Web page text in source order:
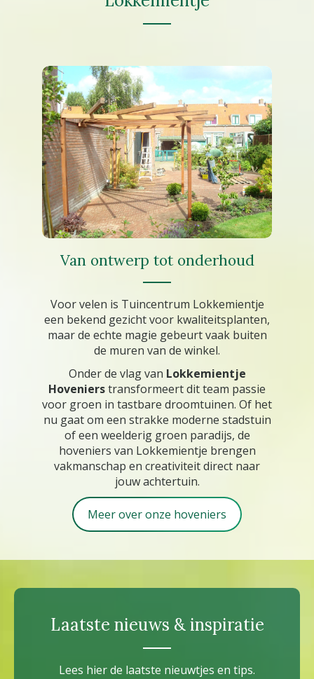
Van ontwerp tot onderhoud
Voor velen is Tuincentrum Lokkemientje
een bekend gezicht voor kwaliteitsplanten,
maar de echte magie gebeurt vaak buiten
de muren van de winkel.
Onder de vlag van Lokkemientje
Hovenierstransformeert dit team passie
voor groen in tastbare droomtuinen. Of het
nu gaat om een strakke moderne stadstuin
of een weelderig groen paradijs, de
hoveniers van Lokkemientje brengen
vakmanschap en creativiteit direct naar
jouw achtertuin.
Meer over onze hoveniers
Laatste nieuws & inspiratie
Lees hier de laatste nieuwtjes en tips.